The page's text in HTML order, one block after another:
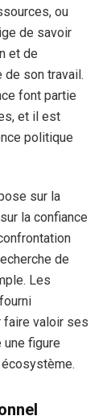
ou
de savoir
et de
de son travail.
font partie
et il est
politique
sur la
la confiance
de
Les
faire valoir ses
une figure